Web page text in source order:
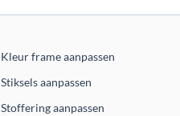
Kleur frame aanpassen
Stiksels aanpassen
Stoffering aanpassen